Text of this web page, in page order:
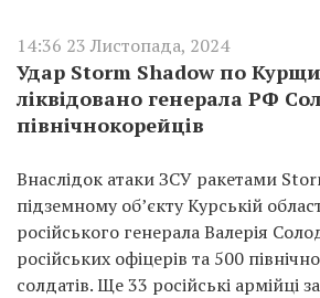
14:36 23 Листопада, 2024
Удар Storm Shadow по
ліквідовано генерала РФ
північнокорейців
Внаслідок атаки ЗСУ ракетами
підземному об’єкту Курській
російського генерала Валерія
російських офіцерів та 500
солдатів. Ще 33 російські армійці